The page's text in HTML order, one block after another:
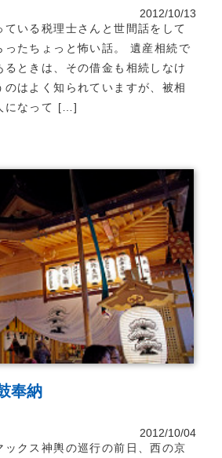
2012/10/13
いる税理士さんと世間話をして
ったちょっと怖い話。 遺産相続で
るときは、その借金も相続しなけ
はよく知られていますが、被相
になって […]
奉納
2012/10/04
ックス神輿の巡行の前日、西の京